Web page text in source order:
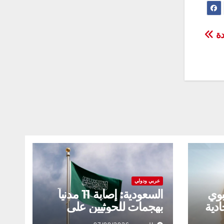
عربي ودولي
السعودية: إصابة 11 مدنياً
بهجمات للحوثيين على
نجران